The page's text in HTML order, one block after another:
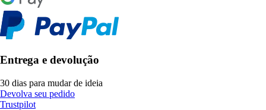
Entrega e devolução
30 dias para mudar de ideia
Devolva seu pedido
Trustpilot